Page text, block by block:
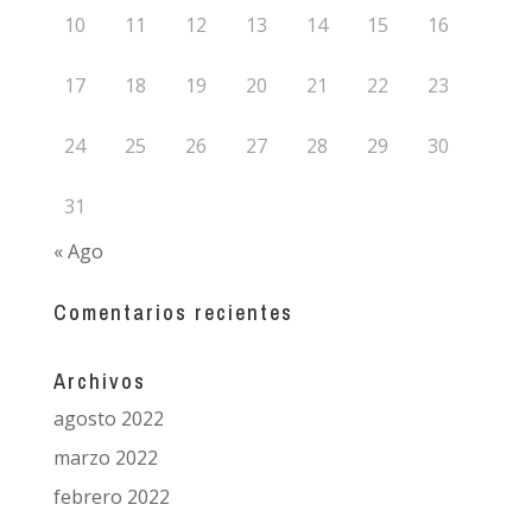
10 11 12 13 14 15 16
17 18 19 20 21 22 23
24 25 26 27 28 29 30
31
« Ago
Comentarios recientes
Archivos
agosto 2022
marzo 2022
febrero 2022